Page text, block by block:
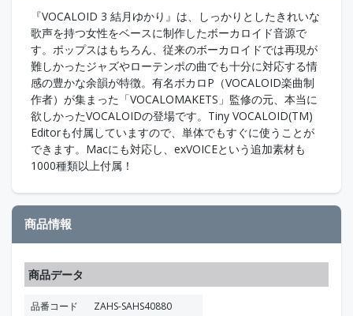
『VOCALOID 3 結月ゆかり』は、しっかりとしたきれいな
歌声を持つ女性をベースに制作したボーカロイド音源で
す。ポップスはもちろん、従来のボーカロイドでは再現が
難しかったジャズやローテンポの曲でも十分に対応する情
感の豊かな余韻が特徴。有名ボカロP（VOCALOID楽曲制
作者）が集まった「VOCALOMAKETS」監修の元、本当に
欲しかったVOCALOIDの登場です。Tiny VOCALOID(TM)
Editorも付属していますので、単体でもすぐに使うことが
できます。Macにも対応し、exVOICEという追加素材も
1000種類以上付属！
商品情報
商品データ
品番コード ZAHS-SAHS40880